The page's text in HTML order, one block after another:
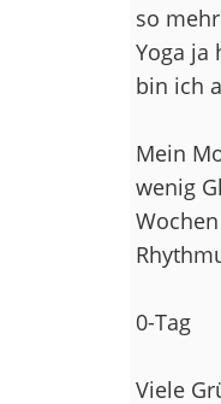
so
Yoga ja
bin ich
Mein
wenig
0-Tag
Viele